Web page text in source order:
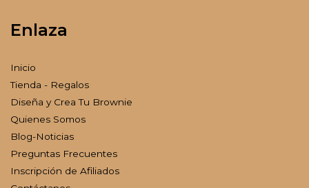
Enlaza
Inicio
Tienda - Regalos
Diseña y Crea Tu Brownie
Quienes Somos
Blog-Noticias
Preguntas Frecuentes
Inscripción de Afiliados